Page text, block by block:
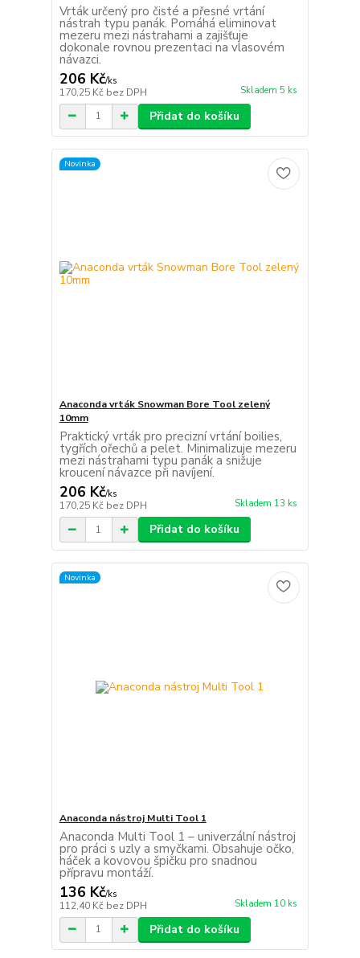
Vrták určený pro čisté a přesné vrtání
nástrah typu panák. Pomáhá eliminovat
mezeru mezi nástrahami a zajišťuje
dokonale rovnou prezentaci na vlasovém
návazci.
206 Kč/ks
170,25 Kč bez DPH Skladem 5 ks
Přidat do košíku
Novinka
Anaconda vrták Snowman Bore Tool zelený
10mm
Praktický vrták pro precizní vrtání boilies,
tygřích ořechů a pelet. Minimalizuje mezeru
mezi nástrahami typu panák a snižuje
kroucení návazce při navíjení.
206 Kč/ks
170,25 Kč bez DPH Skladem 13 ks
Přidat do košíku
Novinka
Anaconda nástroj Multi Tool 1
Anaconda Multi Tool 1 – univerzální nástroj
pro práci s uzly a smyčkami. Obsahuje očko,
háček a kovovou špičku pro snadnou
přípravu montáží.
136 Kč/ks
112,40 Kč bez DPH Skladem 10 ks
Přidat do košíku